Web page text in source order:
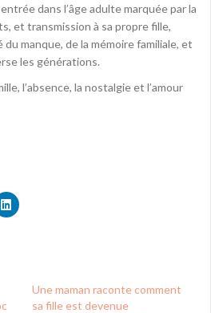
dans l’âge adulte marquée par la
et transmission à sa propre fille,
manque, de la mémoire familiale, et
les générations.
l’absence, la nostalgie et l’amour
Une maman raconte comment
sa fille est devenue